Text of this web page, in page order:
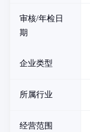
审核/年检日
期
企业类型
所属行业
经营范围